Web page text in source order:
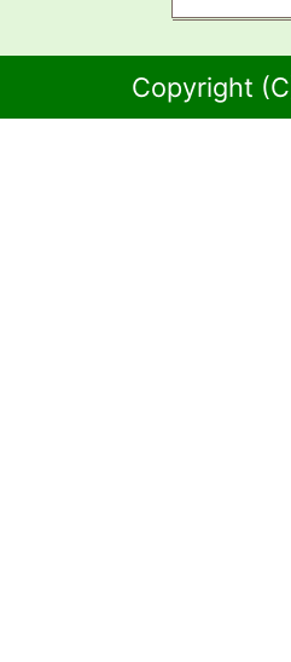
Copyright